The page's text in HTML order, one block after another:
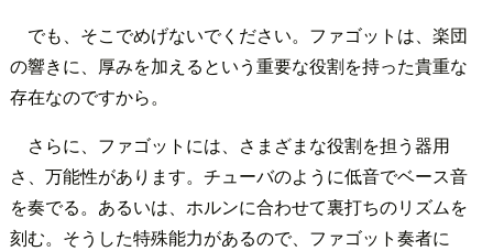
でも、そこでめげないでください。ファゴットは、楽団
の響きに、厚みを加えるという重要な役割を持った貴重な
存在なのですから。
さらに、ファゴットには、さまざまな役割を担う器用
さ、万能性があります。チューバのように低音でベース音
を奏でる。あるいは、ホルンに合わせて裏打ちのリズムを
刻む。そうした特殊能力があるので、ファゴット奏者に